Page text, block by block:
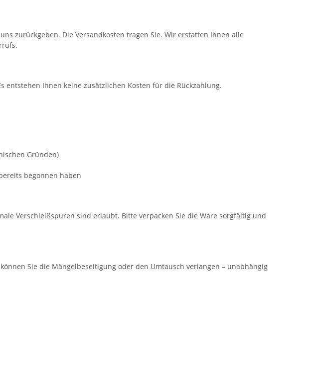
zurückgeben. Die Versandkosten tragen Sie. Wir erstatten Ihnen alle
entstehen Ihnen keine zusätzlichen Kosten für die Rückzahlung.
Gründen)
begonnen haben
Verschleißspuren sind erlaubt. Bitte verpacken Sie die Ware sorgfältig und
Sie die Mängelbeseitigung oder den Umtausch verlangen – unabhängig